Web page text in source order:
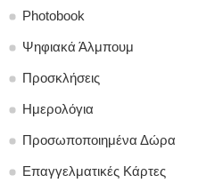
Photobook
Ψηφιακά Άλμπουμ
Προσκλήσεις
Ημερολόγια
Προσωποποιημένα Δώρα
Επαγγελματικές Κάρτες